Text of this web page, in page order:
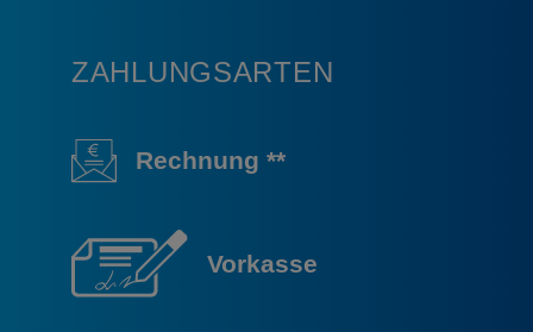
ZAHLUNGSARTEN
Rechnung **
Vorkasse